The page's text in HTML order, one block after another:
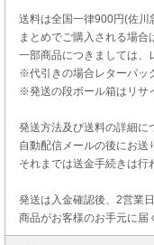
送料は全国一律900円(佐川
まとめでご購入される場合
一部商品につきましては、
※代引きの場合レターパッ
※発送の段ボール箱はリサ
発送方法及び送料の詳細に
自動配信メールの後にお送
それまでは送金手続きは行
発送は入金確認後、2営業
商品がお客様のお手元に届